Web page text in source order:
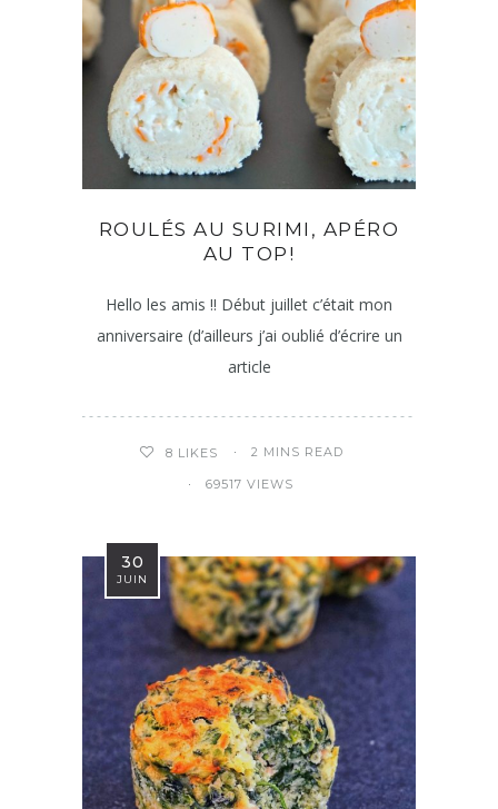
ROULÉS AU SURIMI, APÉRO
AU TOP!
Hello les amis !! Début juillet c’était mon
anniversaire (d’ailleurs j’ai oublié d’écrire un
article
8 LIKES 2 MINS READ
69517 VIEWS
30
JUIN